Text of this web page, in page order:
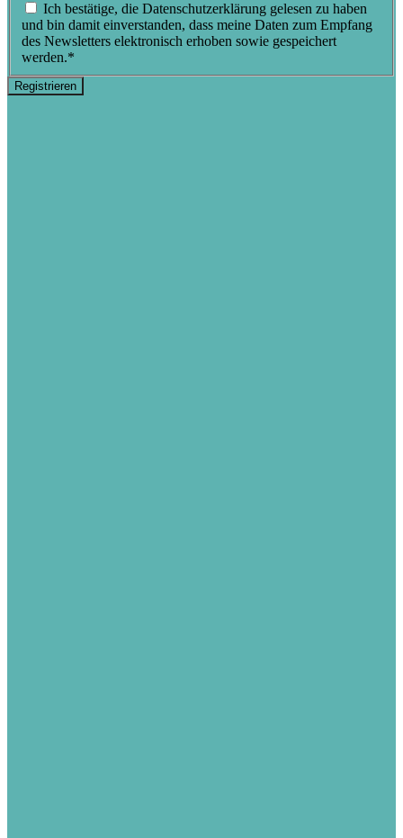
Ich bestätige, die Datenschutzerklärung gelesen zu haben
und bin damit einverstanden, dass meine Daten zum Empfang
des Newsletters elektronisch erhoben sowie gespeichert
werden.*
Registrieren